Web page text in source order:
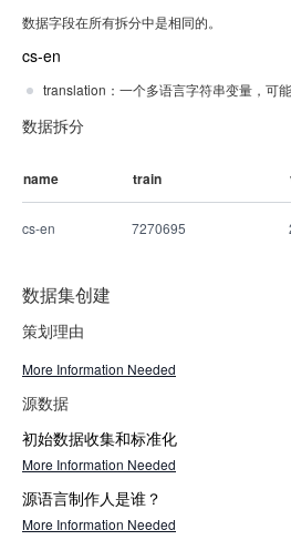
数据字段在所有拆分中是相同的。
cs-en
translation：一个多语言字符串变量，可
数据拆分
name train
cs-en 7270695
数据集创建
策划理由
More Information Needed
源数据
初始数据收集和标准化
More Information Needed
源语言制作人是谁？
More Information Needed